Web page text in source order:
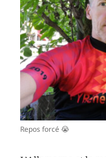
Repos forcé 😭